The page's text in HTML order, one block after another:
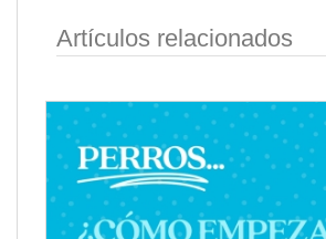
Artículos relacionados